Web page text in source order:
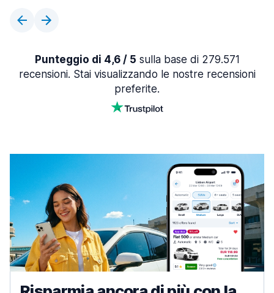
Punteggio di 4,6 / 5 sulla base di 279.571
recensioni. Stai visualizzando le nostre recensioni
preferite.